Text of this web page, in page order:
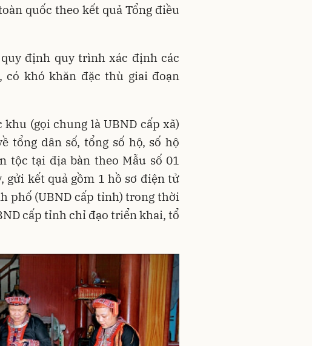
quốc theo kết quả Tổng điều
định quy trình xác định các
có khó khăn đặc thù giai đoạn
khu (gọi chung là UBND cấp xã)
tổng dân số, tổng số hộ, số hộ
tộc tại địa bàn theo Mẫu số 01
gửi kết quả gồm 1 hồ sơ điện tử
phố (UBND cấp tỉnh) trong thời
cấp tỉnh chỉ đạo triển khai, tổ